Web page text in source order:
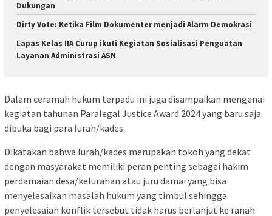
Dukungan
Dirty Vote: Ketika Film Dokumenter menjadi Alarm Demokrasi
Lapas Kelas IIA Curup ikuti Kegiatan Sosialisasi Penguatan
Layanan Administrasi ASN
Dalam ceramah hukum terpadu ini juga disampaikan mengenai
kegiatan tahunan Paralegal Justice Award 2024 yang baru saja
dibuka bagi para lurah/kades.
Dikatakan bahwa lurah/kades merupakan tokoh yang dekat
dengan masyarakat memiliki peran penting sebagai hakim
perdamaian desa/kelurahan atau juru damai yang bisa
menyelesaikan masalah hukum yang timbul sehingga
penyelesaian konflik tersebut tidak harus berlanjut ke ranah